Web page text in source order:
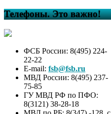
Телефоны. Это важно!
ФСБ России: 8(495) 224-
22-22
E-mail: fsb@fsb.ru
МВД России: 8(495) 237-
75-85
ГУ МВД РФ по ПФО:
8(3121) 38-28-18